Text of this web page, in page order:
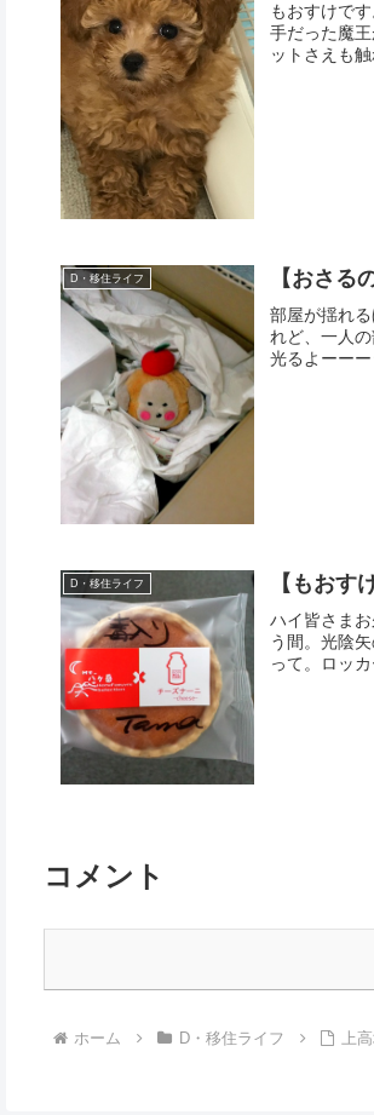
もおすけで
手だった魔
ットさえも
D・移住ライフ 【おさる
部屋が揺れ
れど、一人
光るよーー
D・移住ライフ 【もおす
ハイ皆さま
う間。光陰
って。ロッ
コメント
ホーム D・移住ライフ 上